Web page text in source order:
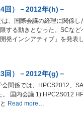
回）－2012年(h)－
は、国際会議の経理に関係
する動きとなった。SCな
発インシアティブ」を発表
回）－2012年(g)－
会関係では、HPCS2012、
。 国内会議 1) HPC2S012
Read more…